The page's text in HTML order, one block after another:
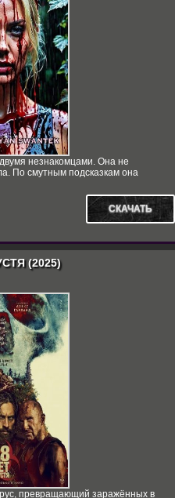
незнакомцами. Она не
По смутным подсказкам она
СКАЧАТЬ
(2025)
превращающий заражённых в